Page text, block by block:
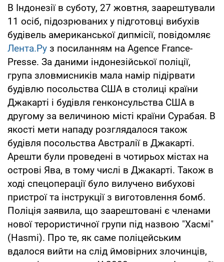
В Індонезії в суботу, 27 жовтня, заарештували
11 осіб, підозрюваних у підготовці вибухів
будівель американської дипмісії, повідомляє
Лента.Ру з посиланням на Agence France-
Presse. За даними індонезійської поліції,
група зловмисників мала намір підірвати
будівлю посольства США в столиці країни
Джакарті і будівля генконсульства США в
другому за величиною місті країни Сурабая. В
якості мети нападу розглядалося також
будівля посольства Австралії в Джакарті.
Арешти були проведені в чотирьох містах на
острові Ява, в тому числі в Джакарті. Також в
ході спецоперації було вилучено вибухові
пристрої та інструкції з виготовлення бомб.
Поліція заявила, що заарештовані є членами
нової терористичної групи під назвою "Хасмі"
(Hasmi). Про те, як саме поліцейським
вдалося вийти на слід ймовірних злочинців,